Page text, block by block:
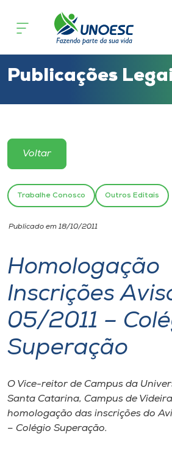
Cursos
Atendimento ao Estudante
Portal de Ensino
Unoesc
Internacionalização
I.nova
Diplomados
CPA
Publicações
Voltar
Trabalhe Conosco Outros Editais
Publicado em 18/10/2011
Homologação
Inscrições
05/2011 –
Superação
O Vice-reitor de Campus da
Santa Catarina, Campus de
homologação das inscrições do
– Colégio Superação.